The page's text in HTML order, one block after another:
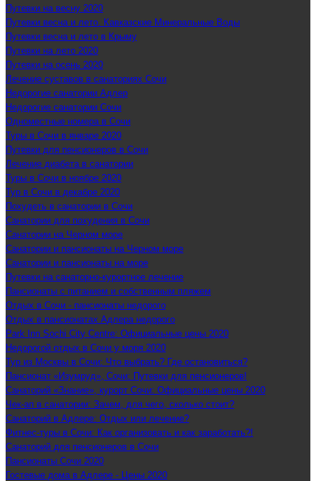
Путевки на весну 2020
Путевки весна и лето. Кавказские Минеральные Воды
Путевки весна и лето в Крыму
Путевки на лето 2020
Путевки на осень 2020
Лечение суставов в санаториях Сочи
Недорогие санатории Адлер
Недорогие санатории Сочи
Одноместные номера в Сочи
Туры в Сочи в январе 2020
Путевки для пенсионеров в Сочи
Лечение диабета в санатории
Туры в Сочи в ноябре 2020
Тур в Сочи в декабре 2020
Похудеть в санатории в Сочи
Санатории для похудения в Сочи
Санатории на Черном море
Санатории и пансионаты на Черном море
Санатории и пансионаты на море
Путевки на санаторно-курортное лечение
Пансионаты с питанием и собственным пляжем
Отдых в Сочи - пансионаты недорого
Отдых в пансионатах Адлера недорого
Park Inn Sochi City Centre: Официальные цены 2020
Недорогой отдых в Сочи у моря 2020
Тур из Москвы в Сочи: Что выбрать? Где остановиться?
Пансионат «Изумруд», Сочи: Путевки для пенсионеров!
Санаторий «Знание», курорт Сочи: Официальные цены 2020
Чек-ап в санатории: Зачем, для чего, сколько стоит?
Санаторий в Адлере: Отдых или лечение?
Фитнес-туры в Сочи: Как организовать и как заработать?!
Санаторий для пенсионеров в Сочи
Пансионаты Сочи 2020
Гостевые дома в Адлере - Цены 2020